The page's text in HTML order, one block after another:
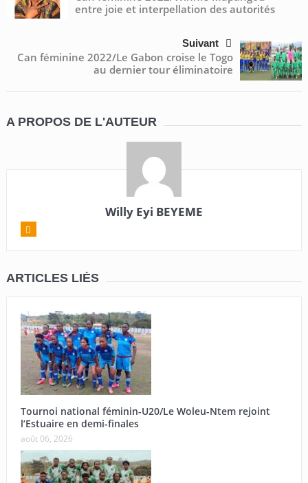
entre joie et interpellation des autorités
Suivant
Can féminine 2022/Le Gabon croise le Togo
au dernier tour éliminatoire
A PROPOS DE L'AUTEUR
Willy Eyi BEYEME
ARTICLES LIÉS
Tournoi national féminin-U20/Le Woleu-Ntem rejoint
l’Estuaire en demi-finales
août 06, 2026